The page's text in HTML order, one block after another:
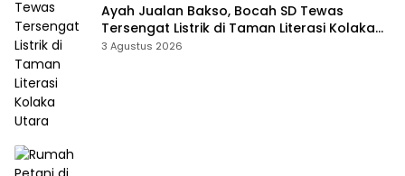
Ayah Jualan Bakso, Bocah SD Tewas
Tersengat Listrik di Taman Literasi Kolaka
Utara
3 Agustus 2026